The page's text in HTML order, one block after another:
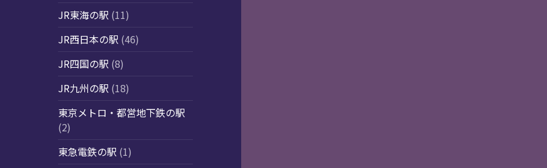
JR東海の駅 (11)
JR西日本の駅 (46)
JR四国の駅 (8)
JR九州の駅 (18)
東京メトロ・都営地下鉄の駅
(2)
東急電鉄の駅 (1)